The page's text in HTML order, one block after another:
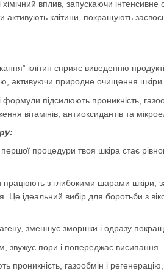
вплив, запускаючи інтенсивне
клітини, покращують
клітин сприяє виведенню
активуючи природне очищення шкіри.
формули підсилюють проникність,
вітамінів, антиоксидантів та
процедури твоя шкіра стає
працюють з глибокими шарами шкіри,
Це ідеальний вибір для боротьби з
зменшує зморшки і одразу
звужує пори і попереджає висипання.
проникність, газообмін і